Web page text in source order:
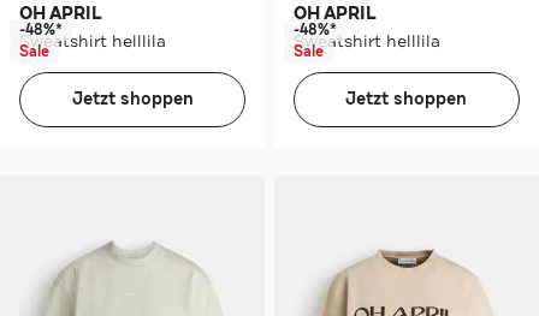
OH APRIL
Sweatshirt helllila
-48%*
Sale
Jetzt shoppen
OH APRIL
Sweatshirt helllila
-48%*
Sale
Jetzt shoppen